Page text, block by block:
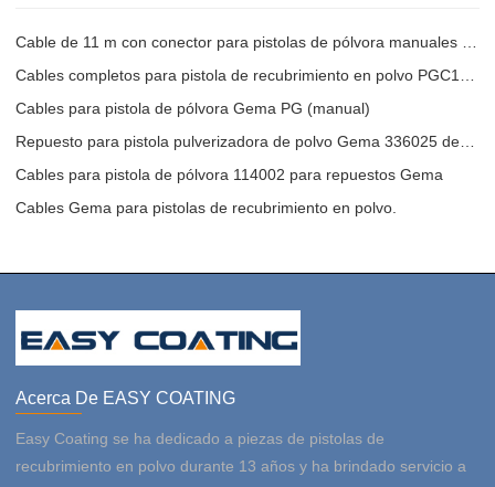
Cables para pistola de pólvora Gema PG (manual)
Cables para pistola de pólvora 114002 para repuestos Gema
Cables Gema para pistolas de recubrimiento en polvo.
Acerca De EASY COATING
Easy Coating se ha dedicado a piezas de pistolas de
recubrimiento en polvo durante 13 años y ha brindado servicio a